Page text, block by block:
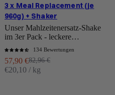
3 x Meal Replacement (je
960g) + Shaker
Unser Mahlzeitenersatz-Shake
im 3er Pack - leckere
Unterstützung für Dein
Gewichtsmanagement
134 Bewertungen
Angebot
57,90 €Regulärer Preis
82,96 €
€20,10 / kg